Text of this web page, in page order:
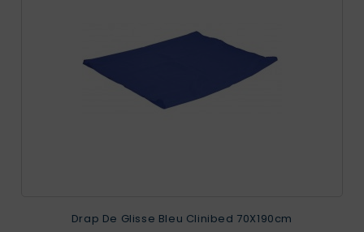
Drap De Glisse Bleu Clinibed 70X190cm